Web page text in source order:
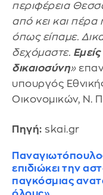
περιφέρεια
από κει και πέρα
όπως είπαμε.
δεχόμαστε.
δικαιοσύνη»
υπουργός
Οικονομικών, Ν.
Πηγή: skai.gr
επιδιώκει την
παγκόσμιας